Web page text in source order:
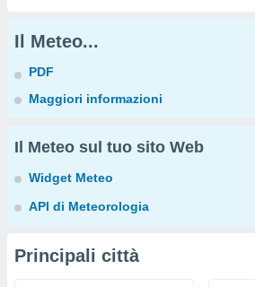
Il Meteo...
PDF
Maggiori informazioni
Il Meteo sul tuo sito Web
Widget Meteo
API di Meteorologia
Principali città